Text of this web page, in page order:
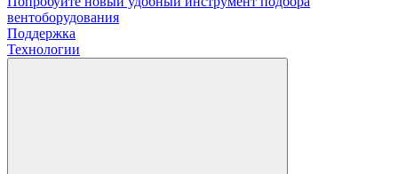
вентоборудования
Поддержка
Технологии